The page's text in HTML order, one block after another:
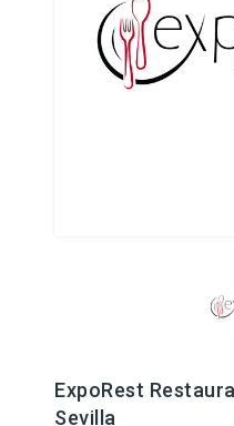
ExpoRest
Sevilla